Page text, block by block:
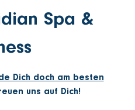
Spa &
Dich doch am besten
uns auf Dich!